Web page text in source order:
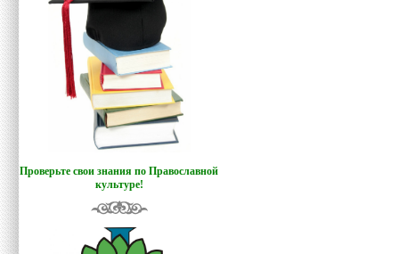
Проверьте свои знания по Православной
культуре!